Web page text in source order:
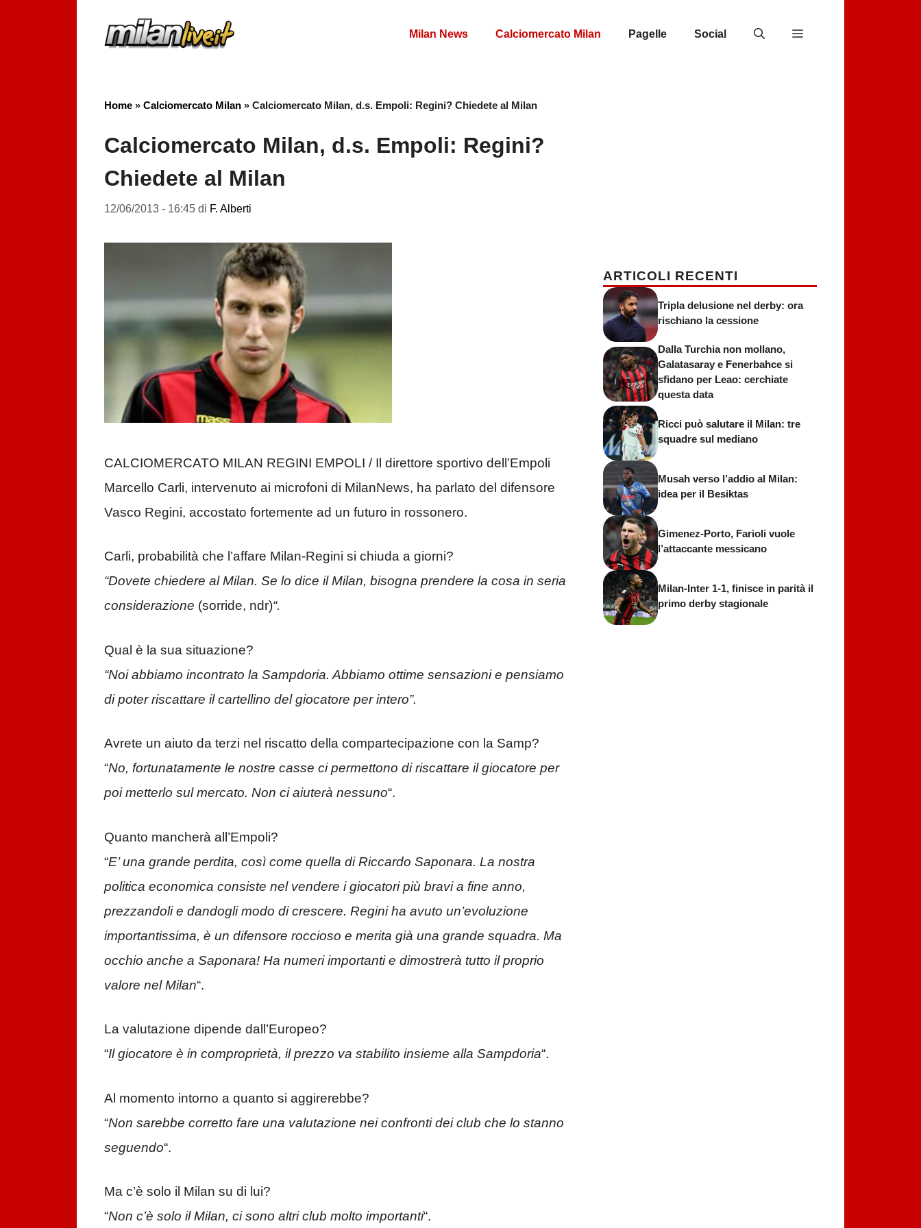
Milan News Calciomercato Milan Pagelle Social
Home » Calciomercato Milan » Calciomercato Milan, d.s. Empoli: Regini? Chiedete al Milan
Calciomercato Milan, d.s. Empoli: Regini?
Chiedete al Milan
12/06/2013 - 16:45 di F. Alberti
CALCIOMERCATO MILAN REGINI EMPOLI / Il direttore sportivo dell’Empoli
Marcello Carli, intervenuto ai microfoni di MilanNews, ha parlato del difensore
Vasco Regini, accostato fortemente ad un futuro in rossonero.
Carli, probabilità che l’affare Milan-Regini si chiuda a giorni?
“Dovete chiedere al Milan. Se lo dice il Milan, bisogna prendere la cosa in seria
considerazione (sorride, ndr)“.
Qual è la sua situazione?
“Noi abbiamo incontrato la Sampdoria. Abbiamo ottime sensazioni e pensiamo
di poter riscattare il cartellino del giocatore per intero”.
Avrete un aiuto da terzi nel riscatto della compartecipazione con la Samp?
“No, fortunatamente le nostre casse ci permettono di riscattare il giocatore per
poi metterlo sul mercato. Non ci aiuterà nessuno“.
Quanto mancherà all’Empoli?
“E’ una grande perdita, così come quella di Riccardo Saponara. La nostra
politica economica consiste nel vendere i giocatori più bravi a fine anno,
prezzandoli e dandogli modo di crescere. Regini ha avuto un’evoluzione
importantissima, è un difensore roccioso e merita già una grande squadra. Ma
occhio anche a Saponara! Ha numeri importanti e dimostrerà tutto il proprio
valore nel Milan“.
La valutazione dipende dall’Europeo?
“Il giocatore è in comproprietà, il prezzo va stabilito insieme alla Sampdoria“.
Al momento intorno a quanto si aggirerebbe?
“Non sarebbe corretto fare una valutazione nei confronti dei club che lo stanno
seguendo“.
Ma c’è solo il Milan su di lui?
“Non c’è solo il Milan, ci sono altri club molto importanti“.
ARTICOLI RECENTI
Tripla delusione nel derby: ora
rischiano la cessione
Dalla Turchia non mollano,
Galatasaray e Fenerbahce si
sfidano per Leao: cerchiate
questa data
Ricci può salutare il Milan: tre
squadre sul mediano
Musah verso l’addio al Milan:
idea per il Besiktas
Gimenez-Porto, Farioli vuole
l’attaccante messicano
Milan-Inter 1-1, finisce in parità il
primo derby stagionale